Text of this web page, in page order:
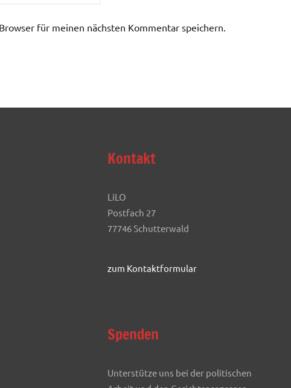
für meinen nächsten Kommentar speichern.
Kontakt
LiLO
Postfach 27
77746 Schutterwald
zum Kontaktformular
Spenden
Unterstütze uns bei der politischen